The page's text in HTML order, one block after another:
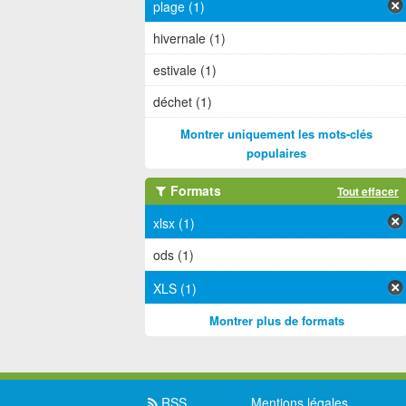
plage (1)
hivernale (1)
estivale (1)
déchet (1)
Montrer uniquement les mots-clés
populaires
Formats Tout effacer
xlsx (1)
ods (1)
XLS (1)
Montrer plus de formats
RSS Mentions légales